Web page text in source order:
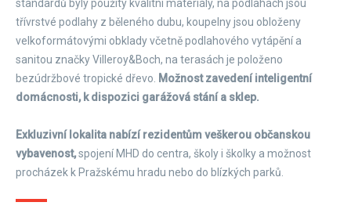
standardů byly použity kvalitní materiály, na podlahách jsou
třívrstvé podlahy z běleného dubu, koupelny jsou obloženy
velkoformátovými obklady včetně podlahového vytápění a
sanitou značky Villeroy&Boch, na terasách je položeno
bezúdržbové tropické dřevo.
Možnost zavedení inteligentní
domácnosti, k dispozici garážová stání a sklep.
​Exkluzivní lokalita nabízí rezidentům veškerou občanskou
vybavenost,spojení MHD do centra, školy i školky a možnost
procházek k Pražskému hradu nebo do blízkých parků.